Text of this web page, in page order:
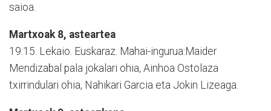
saioa.
Martxoak 8, asteartea
19:15. Lekaio. Euskaraz. Mahai-ingurua:Maider
Mendizabal pala jokalari ohia, Ainhoa Ostolaza
txirrindulari ohia, Nahikari Garcia eta Jokin Lizeaga.